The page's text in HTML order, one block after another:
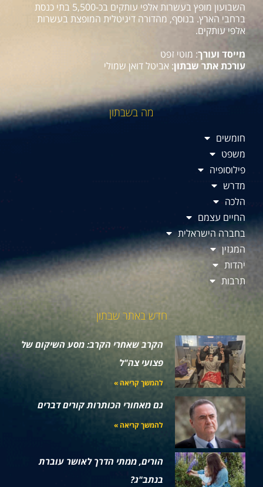
השבועון מופץ בעשרות אלפי עותקים בכ-5,500 בתי כנסת
ברחבי הארץ. בנוסף, מהדורה דיגיטלית המופצת בעשרות
אלפי עותקים.
מייסד ועורך: מוטי זפט
עורכת אתר שבתון: אביטל דואן שמולי
מה בשבתון
חומשים
משפט
פילוסופיה
מדרש
הלכה
החיים עצמם
בחברה הישראלית
המגזין
יהדות
תרבות
חדש באתר שבתון
הקרב שאחרי הקרב: מסע השיקום של
פצועי צה"ל
להמשך קריאה »
גם מאחורי הכותרות קורים דברים
להמשך קריאה »
הורים, ממתי הדרך לאושר עוברת
בנתב"ג?